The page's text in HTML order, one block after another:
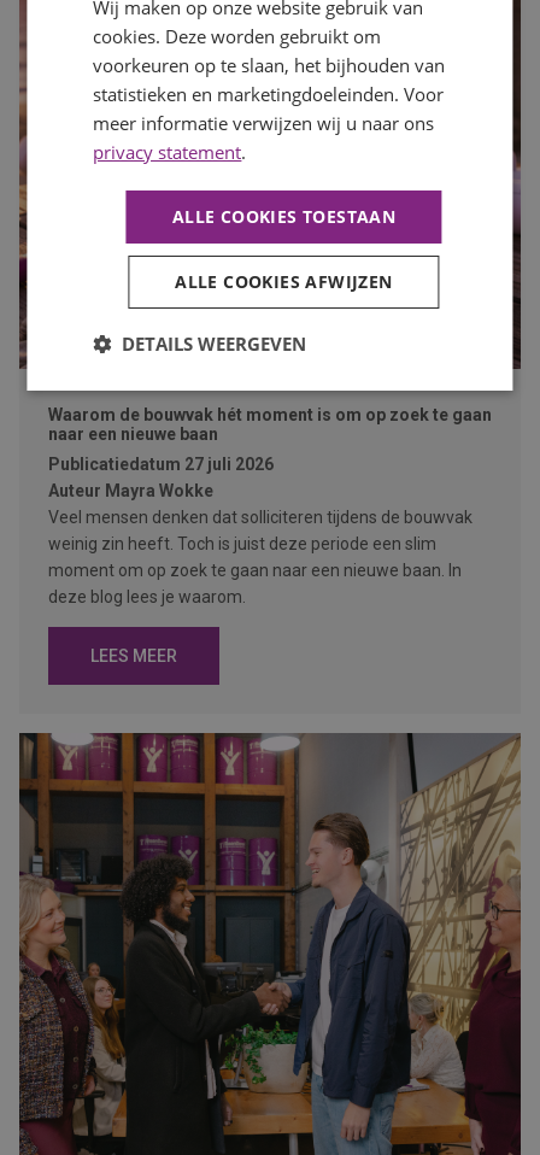
Waarom de bouwvak hét moment is om op zoek te gaan
naar een nieuwe baan
Publicatiedatum 27 juli 2026
Auteur Mayra Wokke
Veel mensen denken dat solliciteren tijdens de bouwvak
weinig zin heeft. Toch is juist deze periode een slim
moment om op zoek te gaan naar een nieuwe baan. In
deze blog lees je waarom.
LEES MEER
Wij maken op onze website gebruik van
cookies. Deze worden gebruikt om
voorkeuren op te slaan, het bijhouden van
statistieken en marketingdoeleinden. Voor
meer informatie verwijzen wij u naar ons
privacy statement.
ALLE COOKIES TOESTAAN
ALLE COOKIES AFWIJZEN
DETAILS WEERGEVEN